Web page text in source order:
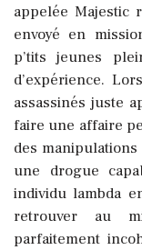
appelée Majestic
envoyé en
p’tits jeunes
d’expérience.
assassinés juste
faire une affaire
des
une drogue
individu lambda
retrouver au
parfaitement